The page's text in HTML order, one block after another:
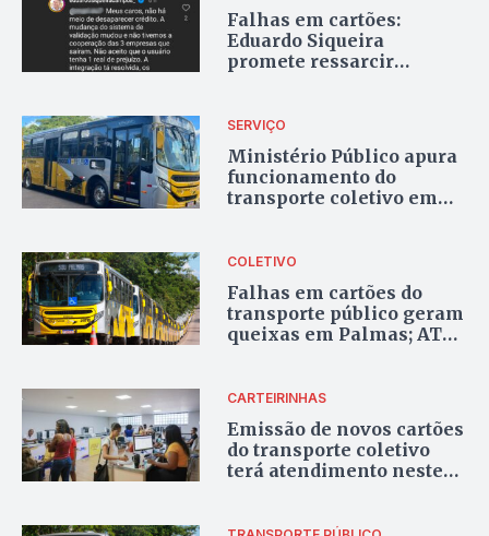
Falhas em cartões:
Eduardo Siqueira
promete ressarcir
SERVIÇO
Ministério Público apura
funcionamento do
transporte coletivo em
COLETIVO
Falhas em cartões do
transporte público geram
queixas em Palmas; ATCP
CARTEIRINHAS
Emissão de novos cartões
do transporte coletivo
terá atendimento neste